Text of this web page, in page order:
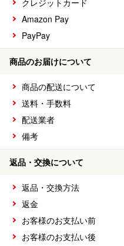
クレジットカード
Amazon Pay
PayPay
商品のお届けについて
商品の配送について
送料・手数料
配送業者
備考
返品・交換について
返品・交換方法
返金
お客様のお支払い前
お客様のお支払い後